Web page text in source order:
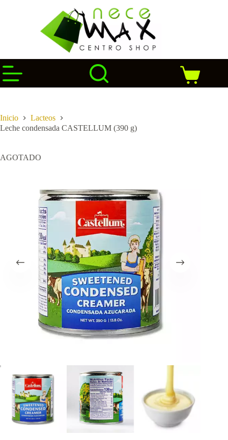
Carro
de
Inicio
Lacteos
Leche condensada CASTELLUM (390 g)
AGOTADO